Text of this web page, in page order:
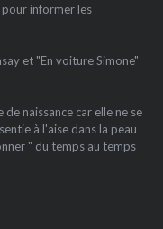
informer les
et "En voiture Simone"
naissance car elle ne se
à l'aise dans la peau
" du temps au temps